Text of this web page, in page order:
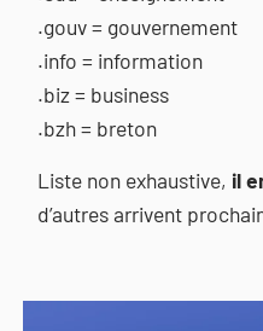
.gouv = gouvernement
.info = information
.biz = business
.bzh = breton
Liste non exhaustive, il
d’autres arrivent